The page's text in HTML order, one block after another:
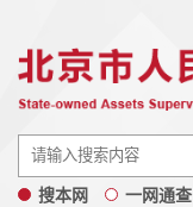
搜本网 一网通查